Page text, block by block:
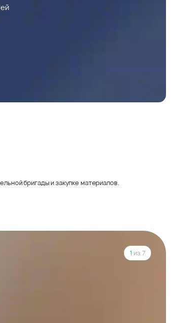
бригады и закупке материалов.
1 из 7